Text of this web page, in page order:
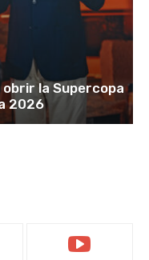
la Supercopa
2026